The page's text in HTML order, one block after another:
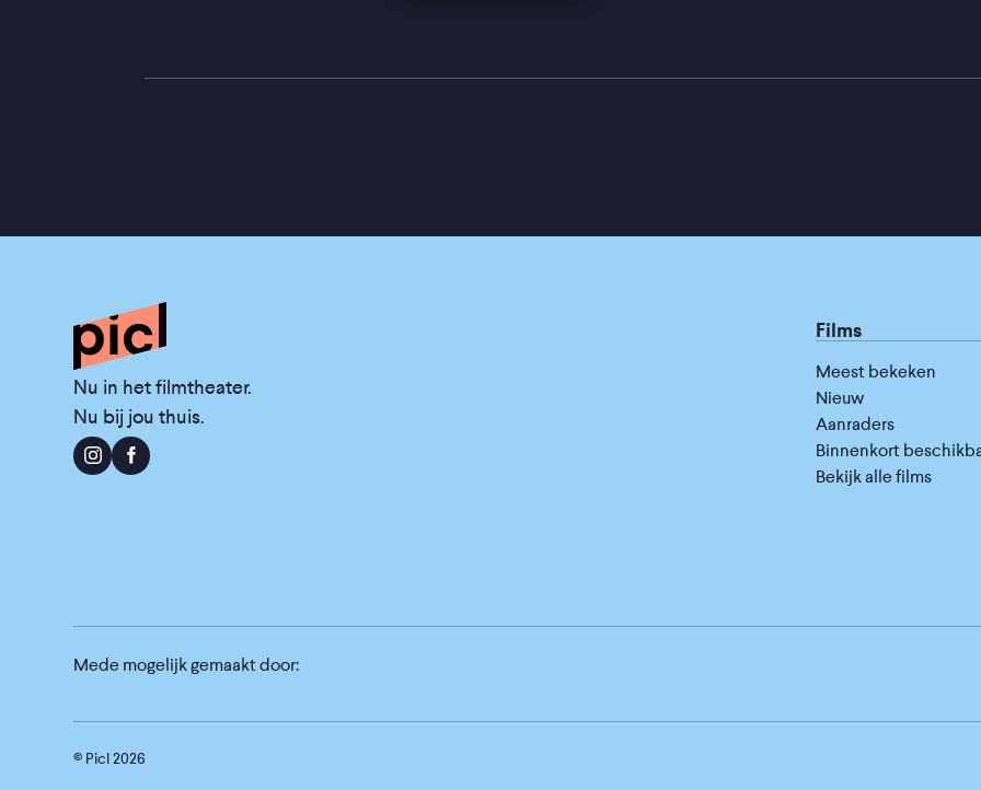
Nu in het filmtheater.
Nu bij jou thuis.
Films
Meest bekeken
Nieuw
Aanraders
Binnenkort
Bekijk alle films
Mede mogelijk gemaakt door:
© Picl2026